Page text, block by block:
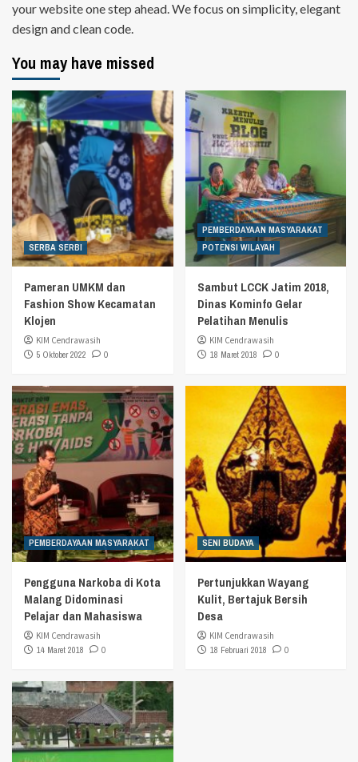
your website one step ahead. We focus on simplicity, elegant
design and clean code.
You may have missed
SERBA SERBI
Pameran UMKM dan
Fashion Show Kecamatan
Klojen
KIM Cendrawasih
5 Oktober 2022
0
PEMBERDAYAAN MASYARAKAT
POTENSI WILAYAH
Sambut LCCK Jatim 2018,
Dinas Kominfo Gelar
Pelatihan Menulis
KIM Cendrawasih
18 Maret 2018
0
PEMBERDAYAAN MASYARAKAT
Pengguna Narkoba di Kota
Malang Didominasi
Pelajar dan Mahasiswa
KIM Cendrawasih
14 Maret 2018
0
SENI BUDAYA
Pertunjukkan Wayang
Kulit, Bertajuk Bersih
Desa
KIM Cendrawasih
18 Februari 2018
0